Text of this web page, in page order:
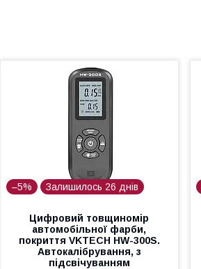
–5% Залишилось 26 днів
Цифровий товщиномір
автомобільної фарби,
покриття VKTECH HW-300S.
Автокалібрування, з
підсвічуванням